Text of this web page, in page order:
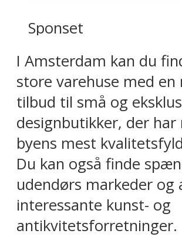
Sponset
I Amsterdam kan du
store varehuse med en
tilbud til små og
designbutikker, der
byens mest
Du kan også finde
udendørs markeder og
interessante kunst- og
antikvitetsforretninger.